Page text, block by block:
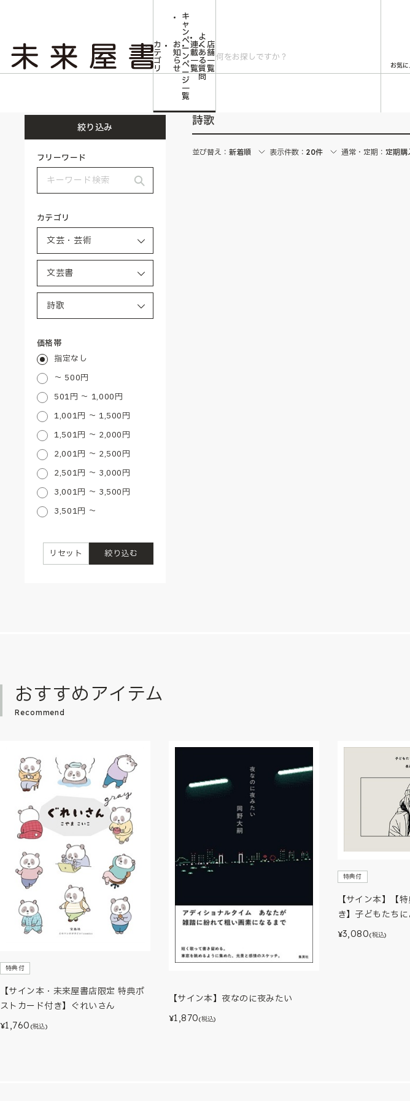
カ
テ
ゴ
リ
お
知
ら
せ
キ
ャ
ン
ペ
ー
ン
ペ
ー
ジ
一
覧
連
載
一
覧
よ
く
あ
る
質
問
店
舗
一
覧
お気に
絞り込み
フリーワード
カテゴリ
価格帯
指定なし
～ 500円
501円 ～ 1,000円
1,001円 ～ 1,500円
1,501円 ～ 2,000円
2,001円 ～ 2,500円
2,501円 ～ 3,000円
3,001円 ～ 3,500円
3,501円 ～
絞り込む
リセット
詩歌
並び替え： 新着順 表示件数： 20件 通常・定期： 定期購
おすすめアイテム
Recommend
特典付
【サイン本・未来屋書店限定 特典ポ
ストカード付き】ぐれいさん
¥1,760 (税込)
【サイン本】夜なのに夜みたい
¥1,870(税込)
特典付
【サイン本】【
き】子どもたちに
¥3,080(税込)